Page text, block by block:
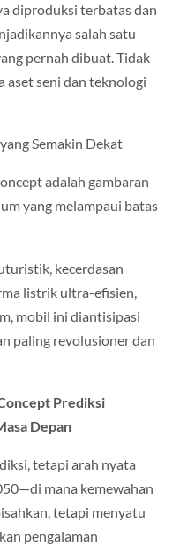
diproduksi terbatas dan
salah satu
pernah dibuat. Tidak
aset seni dan teknologi
Semakin Dekat
adalah gambaran
yang melampaui batas
kecerdasan
listrik ultra-efisien,
mobil ini diantisipasi
paling revolusioner dan
Prediksi
Depan
tetapi arah nyata
mana kemewahan
tetapi menyatu
pengalaman